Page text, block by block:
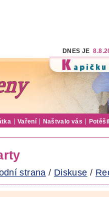
DNES JE
Vaření Naštvalo vás
strana / Diskuse /